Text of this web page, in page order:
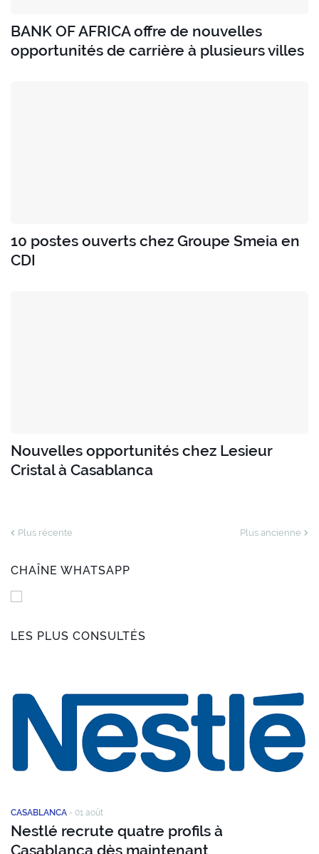
BANK OF AFRICA offre de nouvelles
opportunités de carrière à plusieurs villes
10 postes ouverts chez Groupe Smeia en
CDI
Nouvelles opportunités chez Lesieur
Cristal à Casablanca
Plus récente Plus ancienne
CHAÎNE WHATSAPP
LES PLUS CONSULTÉS
CASABLANCA - 01 août
Nestlé recrute quatre profils à
Casablanca dès maintenant